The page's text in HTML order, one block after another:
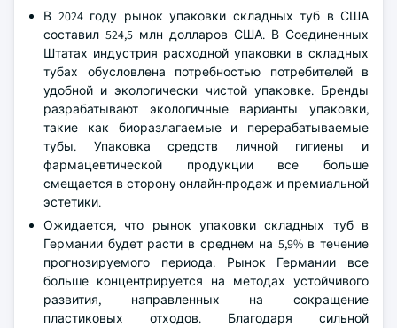
В 2024 году рынок упаковки складных туб в США
составил 524,5 млн долларов США. В Соединенных
Штатах индустрия расходной упаковки в складных
тубах обусловлена потребностью потребителей в
удобной и экологически чистой упаковке. Бренды
разрабатывают экологичные варианты упаковки,
такие как биоразлагаемые и перерабатываемые
тубы. Упаковка средств личной гигиены и
фармацевтической продукции все больше
смещается в сторону онлайн-продаж и премиальной
эстетики.
Ожидается, что рынок упаковки складных туб в
Германии будет расти в среднем на 5,9% в течение
прогнозируемого периода. Рынок Германии все
больше концентрируется на методах устойчивого
развития, направленных на сокращение
пластиковых отходов. Благодаря сильной